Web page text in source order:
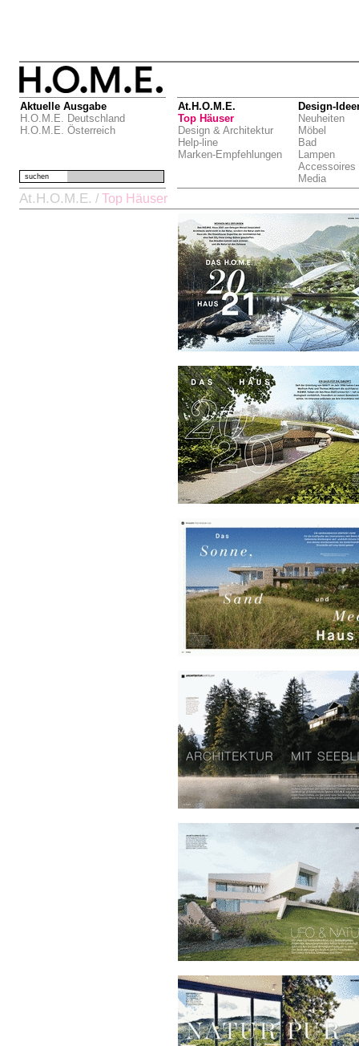
Aktuelle Ausgabe
H.O.M.E. Deutschland
H.O.M.E. Österreich
At.H.O.M.E.
Top Häuser
Design & Architektur
Help-line
Marken-Empfehlungen
Design-
Neuheiten
Möbel
Bad
Lampen
Accessoires
Media
suchen
At.H.O.M.E. / Top Häuser